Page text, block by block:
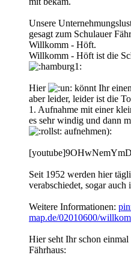
Unsere
gesagt zum Schulauer
Willkomm - Höft.
Willkomm - Höft ist die
Hier
könnt Ihr
aber leider, leider ist die
1. Aufnahme mit einer
es sehr windig und dann
aufnehmen):
Seit 1952 werden hier
verabschiedet, sogar
Weitere Informationen:
map.de/02010600/
Hier seht Ihr schon
Fährhaus: